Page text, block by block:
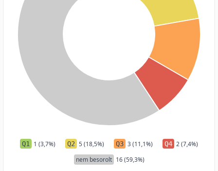
Q1 1 (3,7%) Q2 5 (18,5%) Q3 3 (11,1%) Q4 2 (7,4%)
nem besorolt 16 (59,3%)